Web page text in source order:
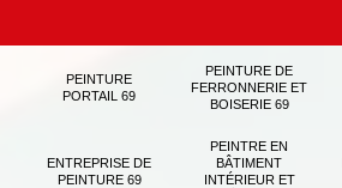
PEINTURE
PORTAIL 69
PEINTURE DE
FERRONNERIE ET
BOISERIE 69
ENTREPRISE DE
PEINTURE 69
PEINTRE EN
BÂTIMENT
INTÉRIEUR ET